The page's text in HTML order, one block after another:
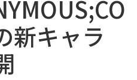
新キャラ